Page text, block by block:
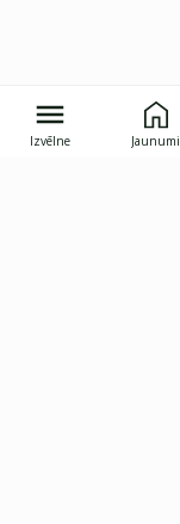
Izvēlne Jaunumi